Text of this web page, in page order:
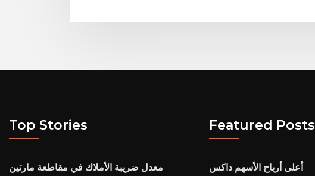
Top Stories
معدل ضريبة الأملاك في مقاطعة مارتين
Featured Posts
أعلى أرباح الأسهم داكس